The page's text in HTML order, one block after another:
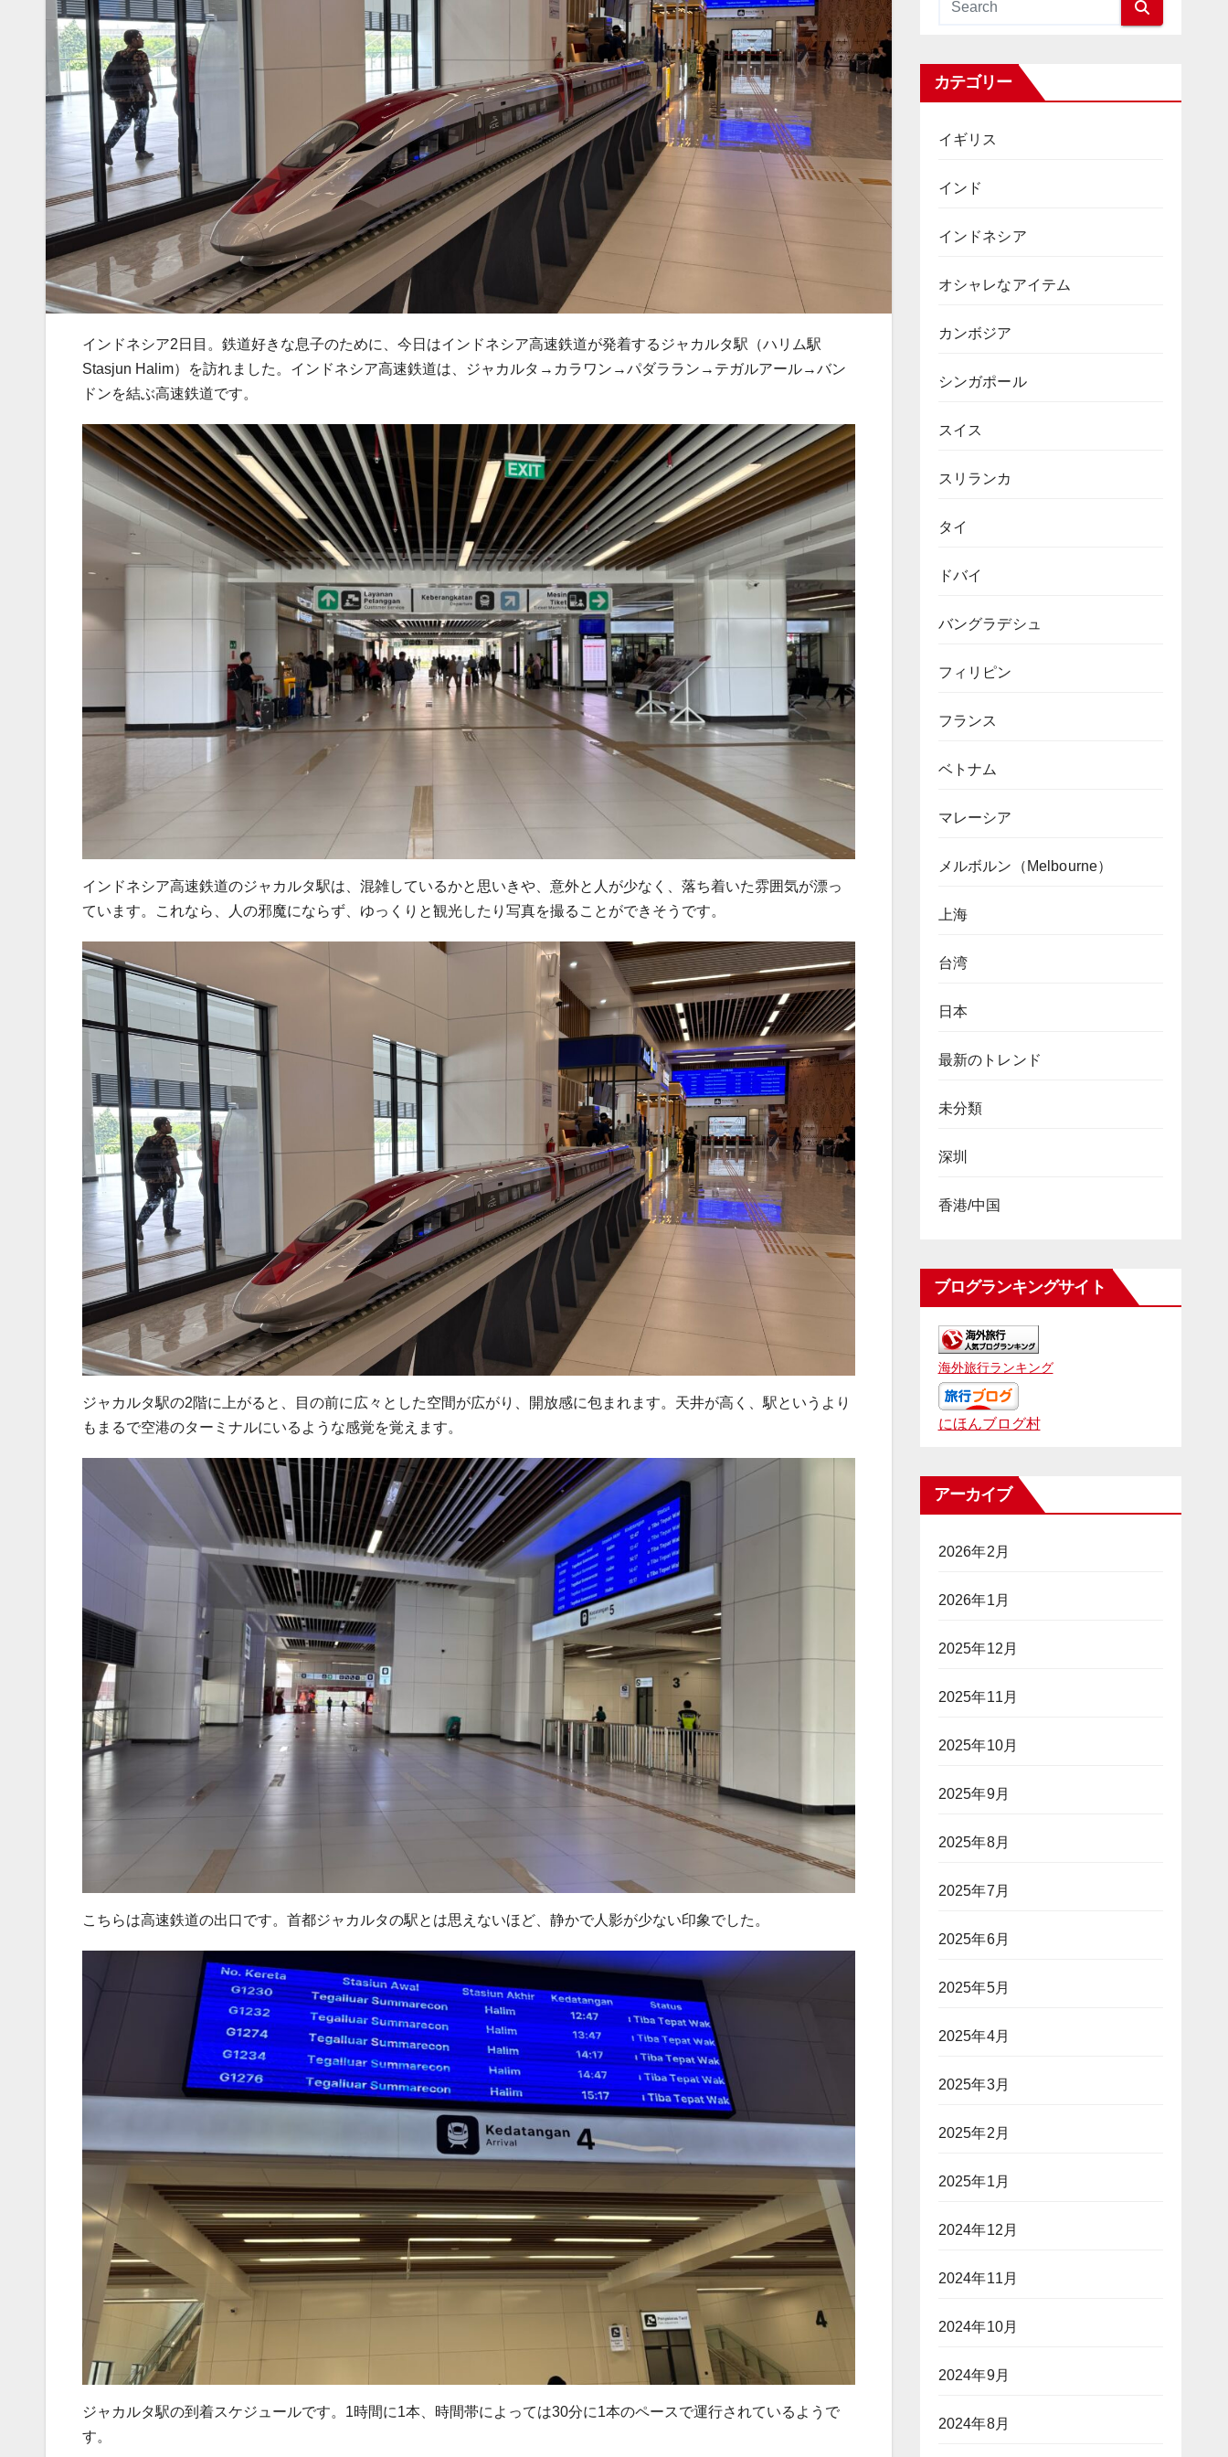
インドネシア2日目。鉄道好きな息子のために、今日はインドネシア高速鉄道が発着するジャカルタ駅（ハリム駅
Stasjun Halim）を訪れました。インドネシア高速鉄道は、ジャカルタ→カラワン→パダララン→テガルアール→バン
ドンを結ぶ高速鉄道です。
インドネシア高速鉄道のジャカルタ駅は、混雑しているかと思いきや、意外と人が少なく、落ち着いた雰囲気が漂っ
ています。これなら、人の邪魔にならず、ゆっくりと観光したり写真を撮ることができそうです。
ジャカルタ駅の2階に上がると、目の前に広々とした空間が広がり、開放感に包まれます。天井が高く、駅というより
もまるで空港のターミナルにいるような感覚を覚えます。
こちらは高速鉄道の出口です。首都ジャカルタの駅とは思えないほど、静かで人影が少ない印象でした。
ジャカルタ駅の到着スケジュールです。1時間に1本、時間帯によっては30分に1本のペースで運行されているようで
す。
カテゴリー
イギリス
インド
インドネシア
オシャレなアイテム
カンボジア
シンガポール
スイス
スリランカ
タイ
ドバイ
バングラデシュ
フィリピン
フランス
ベトナム
マレーシア
メルボルン（Melbourne）
上海
台湾
日本
最新のトレンド
未分類
深圳
香港/中国
ブログランキングサイト
海外旅行ランキング
にほんブログ村
アーカイブ
2026年2月
2026年1月
2025年12月
2025年11月
2025年10月
2025年9月
2025年8月
2025年7月
2025年6月
2025年5月
2025年4月
2025年3月
2025年2月
2025年1月
2024年12月
2024年11月
2024年10月
2024年9月
2024年8月